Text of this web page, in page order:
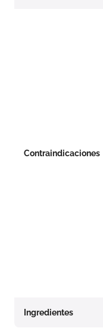
Contraindicaciones
Ingredientes